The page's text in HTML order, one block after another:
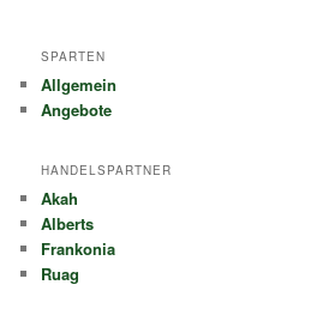
SPARTEN
Allgemein
Angebote
HANDELSPARTNER
Akah
Alberts
Frankonia
Ruag